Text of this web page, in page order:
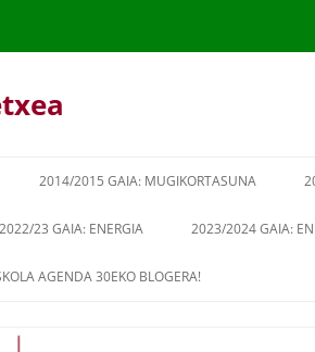
2014/2015 GAIA: MUGIKORTASUNA
2022/23 GAIA: ENERGIA 2023/2024 GAIA:
AGENDA 30EKO BLOGERA!